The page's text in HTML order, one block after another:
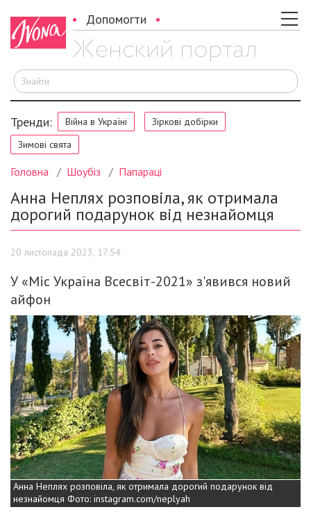
Допомогти
Тренди: Війна в Україні
Зіркові добірки
Зимові свята
Головна Шоубіз Папараці
Анна Неплях розповіла, як отримала
дорогий подарунок від незнайомця
20 листопада 2023, 17:54
У «Міс Україна Всесвіт-2021» з'явився новий
айфон
Анна Неплях розповіла, як отримала дорогий подарунок від
незнайомця Фото: instagram.com/neplyah